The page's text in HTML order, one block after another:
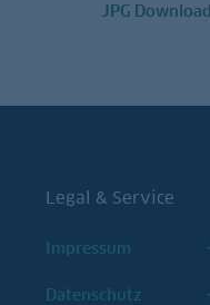
JPG Download
Legal & Service
Impressum
Datenschutz